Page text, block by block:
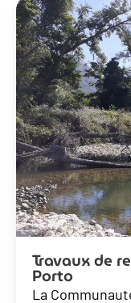
Travaux de
Porto
La